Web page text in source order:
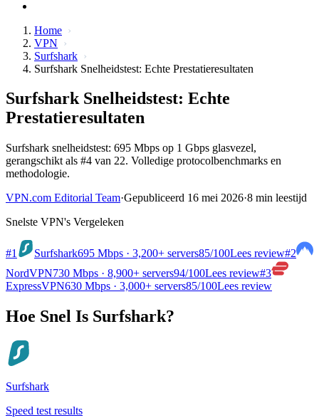
Home
VPN
Surfshark
Surfshark Snelheidstest: Echte Prestatieresultaten
Surfshark Snelheidstest: Echte
Prestatieresultaten
Surfshark snelheidstest: 695 Mbps op 1 Gbps glasvezel,
gerangschikt als #4 van 22. Volledige protocolbenchmarks en
methodologie.
VPN.com Editorial Team·Gepubliceerd 16 mei 2026·8 min leestijd
Snelste VPN's Vergeleken
#1 Surfshark695 Mbps · 3,200+ servers85/100Lees review#2
NordVPN730 Mbps · 8,900+ servers94/100Lees review#3
ExpressVPN630 Mbps · 3,000+ servers85/100Lees review
Hoe Snel Is Surfshark?
Surfshark
Speed test results